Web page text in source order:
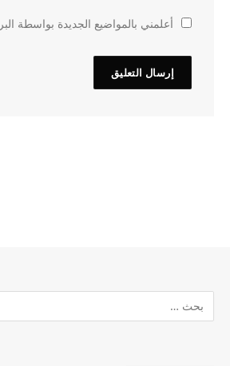
أعلمني بالمواضيع الجديدة بواسطة